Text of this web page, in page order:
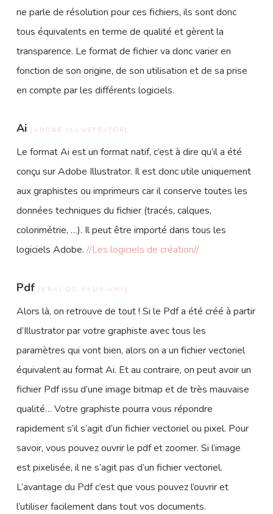
ne parle de résolution pour ces fichiers, ils sont donc
tous équivalents en terme de qualité et gèrent la
transparence. Le format de fichier va donc varier en
fonction de son origine, de son utilisation et de sa prise
en compte par les différents logiciels.
Ai [ADOBE ILLUSTRATOR]
Le format Ai est un format natif, c’est à dire qu’il a été
conçu sur Adobe Illustrator. Il est donc utile uniquement
aux graphistes ou imprimeurs car il conserve toutes les
données techniques du fichier (tracés, calques,
colorimétrie, …). Il peut être importé dans tous les
logiciels Adobe. //Les logiciels de création//
Pdf [VRAI OU FAUX AMI]
Alors là, on retrouve de tout ! Si le Pdf a été créé à partir
d’Illustrator par votre graphiste avec tous les
paramètres qui vont bien, alors on a un fichier vectoriel
équivalent au format Ai. Et au contraire, on peut avoir un
fichier Pdf issu d’une image bitmap et de très mauvaise
qualité… Votre graphiste pourra vous répondre
rapidement s’il s’agit d’un fichier vectoriel ou pixel. Pour
savoir, vous pouvez ouvrir le pdf et zoomer. Si l’image
est pixelisée, il ne s’agit pas d’un fichier vectoriel.
L’avantage du Pdf c’est que vous pouvez l’ouvrir et
l’utiliser facilement dans tout vos documents.